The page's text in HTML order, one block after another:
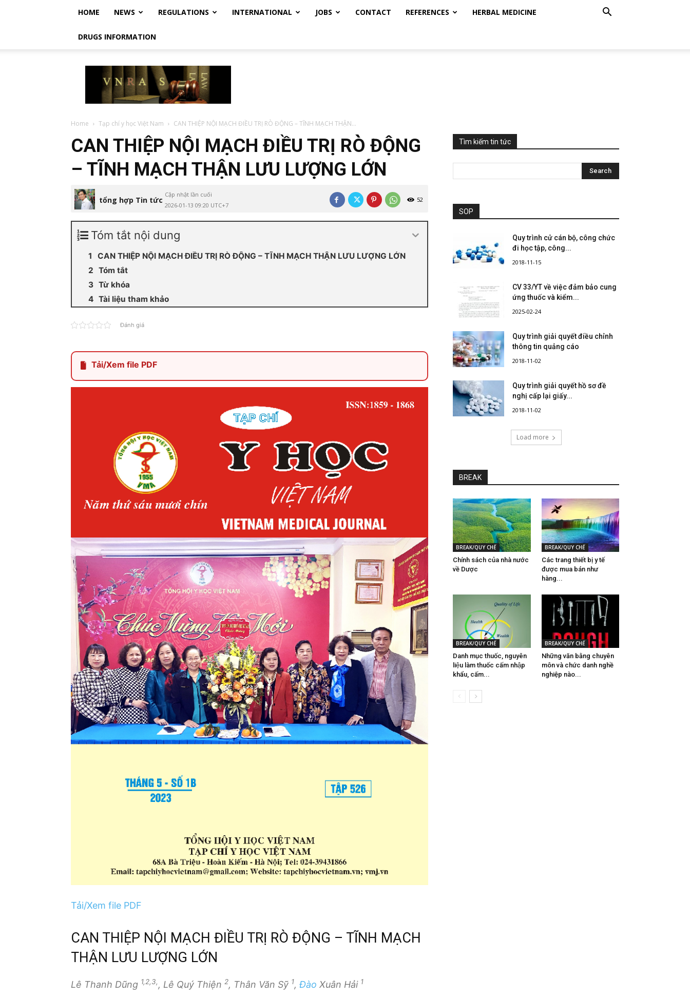
HOME NEWS REGULATIONS INTERNATIONAL JOBS CONTACT REFERENCES HERBAL MEDICINE
DRUGS INFORMATION
Vietnam
Regulatory
Affairs
Society
Luật
Việt
Nam
Home Tạp chí y học Việt Nam CAN THIỆP NỘI MẠCH ĐIỀU TRỊ RÒ ĐỘNG – TĨNH MẠCH THẬN...
CAN THIỆP NỘI MẠCH ĐIỀU TRỊ RÒ ĐỘNG
– TĨNH MẠCH THẬN LƯU LƯỢNG LỚN
tổng hợp Tin tức
Cập nhật lần cuối
2026-01-13 09:20 UTC+7
52
Tóm tắt nội dung
CAN THIỆP NỘI MẠCH ĐIỀU TRỊ RÒ ĐỘNG – TĨNH MẠCH THẬN LƯU LƯỢNG LỚN
Tóm tắt
Từ khóa
Tài liệu tham khảo
Đánh giá
Tải/Xem file PDF
Tải/Xem file PDF
CAN THIỆP NỘI MẠCH ĐIỀU TRỊ RÒ ĐỘNG – TĨNH MẠCH
THẬN LƯU LƯỢNG LỚN
Lê Thanh Dũng 1,2,3,, Lê Quý Thiện 2, Thân Văn Sỹ 1, Đào Xuân Hải 1
Tìm kiếm tin tức
SOP
Quy trình cử cán bộ, công chức
đi học tập, công...
2018-11-15
CV 33/YT về việc đảm bảo cung
ứng thuốc và kiểm...
2025-02-24
Quy trình giải quyết điều chỉnh
thông tin quảng cáo
2018-11-02
Quy trình giải quyết hồ sơ đề
nghị cấp lại giấy...
2018-11-02
Load more
BREAK
BREAK/QUY CHẾ
Chính sách của nhà nước
về Dược
BREAK/QUY CHẾ
Các trang thiết bị y tế
được mua bán như
hàng...
BREAK/QUY CHẾ
Danh mục thuốc, nguyên
liệu làm thuốc cấm nhập
khẩu, cấm...
BREAK/QUY CHẾ
Những văn bằng chuyên
môn và chức danh nghề
nghiệp nào...